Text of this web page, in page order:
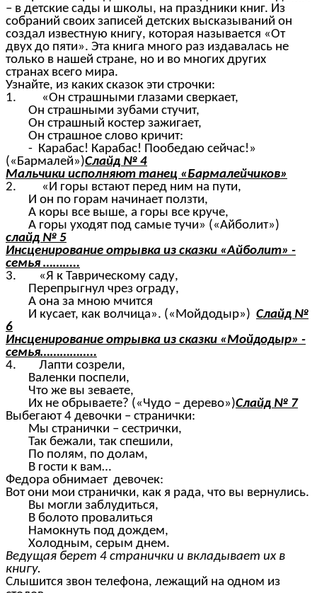
– в детские сады и школы, на праздники книг. Из
собраний своих записей детских высказываний он
создал известную книгу, которая называется «От
двух до пяти». Эта книга много раз издавалась не
только в нашей стране, но и во многих других
странах всего мира.
Узнайте, из каких сказок эти строчки:
1. «Он страшными глазами сверкает,
Он страшными зубами стучит,
Он страшный костер зажигает,
Он страшное слово кричит:
- Карабас! Карабас! Пообедаю сейчас!»
(«Бармалей»)Слайд № 4
Мальчики исполняют танец «Бармалейчиков»
2. «И горы встают перед ним на пути,
И он по горам начинает ползти,
А коры все выше, а горы все круче,
А горы уходят под самые тучи» («Айболит»)
слайд № 5
Инсценирование отрывка из сказки «Айболит» -
семья ………..
3. «Я к Таврическому саду,
Перепрыгнул чрез ограду,
А она за мною мчится
И кусает, как волчица». («Мойдодыр») Слайд №
6
Инсценирование отрывка из сказки «Мойдодыр» -
семья……………..
4. Лапти созрели,
Валенки поспели,
Что же вы зеваете,
Их не обрываете? («Чудо – дерево»)Слайд № 7
Выбегают 4 девочки – странички:
Мы странички – сестрички,
Так бежали, так спешили,
По полям, по долам,
В гости к вам…
Федора обнимает девочек:
Вот они мои странички, как я рада, что вы вернулись.
Вы могли заблудиться,
В болото провалиться
Намокнуть под дождем,
Холодным, серым днем.
Ведущая берет 4 странички и вкладывает их в
книгу.
Слышится звон телефона, лежащий на одном из